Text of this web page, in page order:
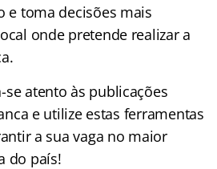
e toma decisões mais
onde pretende realizar a
atento às publicações
e utilize estas ferramentas
a sua vaga no maior
do país!